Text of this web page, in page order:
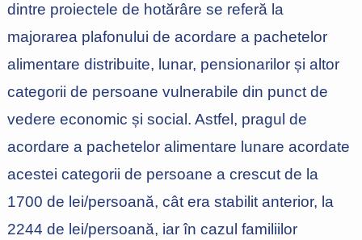
dintre proiectele de hotărâre se referă la
majorarea plafonului de acordare a pachetelor
alimentare distribuite, lunar, pensionarilor și altor
categorii de persoane vulnerabile din punct de
vedere economic și social. Astfel, pragul de
acordare a pachetelor alimentare lunare acordate
acestei categorii de persoane a crescut de la
1700 de lei/persoană, cât era stabilit anterior, la
2244 de lei/persoană, iar în cazul familiilor